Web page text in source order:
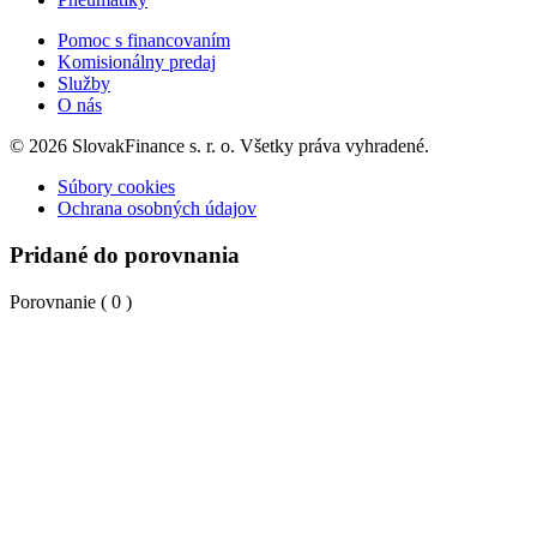
Pomoc s financovaním
Komisionálny predaj
Služby
O nás
© 2026 SlovakFinance s. r. o. Všetky práva vyhradené.
Súbory cookies
Ochrana osobných údajov
Pridané do porovnania
Porovnanie ( 0 )